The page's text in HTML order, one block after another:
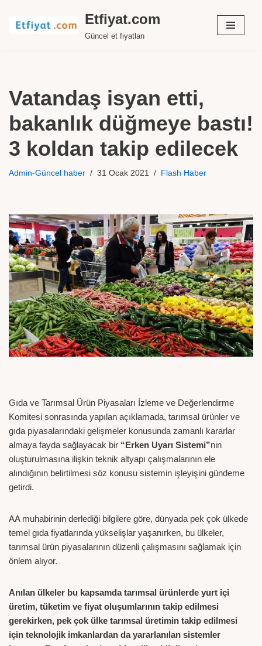
İçeriğe
Etfiyat.com
Güncel et fiyatları
Vatandaş isyan etti,
bakanlık düğmeye bastı!
3 koldan takip edilecek
Admin-Güncel haber 31 Ocak 2021 Flash Haber
Gıda ve Tarımsal Ürün Piyasaları İzleme ve Değerlendirme
Komitesi sonrasında yapılan açıklamada, tarımsal ürünler ve
gıda piyasalarındaki gelişmeler konusunda zamanlı kararlar
almaya fayda sağlayacak bir “Erken Uyarı Sistemi”nin
oluşturulmasına ilişkin teknik altyapı çalışmalarının ele
alındığının belirtilmesi söz konusu sistemin işleyişini gündeme
getirdi.
AA muhabirinin derlediği bilgilere göre, dünyada pek çok ülkede
temel gıda fiyatlarında yükselişlar yaşanırken, bu ülkeler,
tarımsal ürün piyasalarının düzenli çalışmasını sağlamak için
önlem alıyor.
Anılan ülkeler bu kapsamda tarımsal ürünlerde yurt içi
üretim, tüketim ve fiyat oluşumlarının takip edilmesi
gerekirken, pek çok ülke tarımsal üretimin takip edilmesi
için teknolojik imkanlardan da yararlanılan sistemler